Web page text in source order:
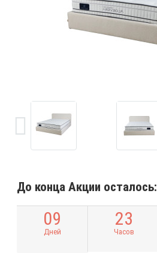
До конца Акции осталось:
09
Дней
23
Часов